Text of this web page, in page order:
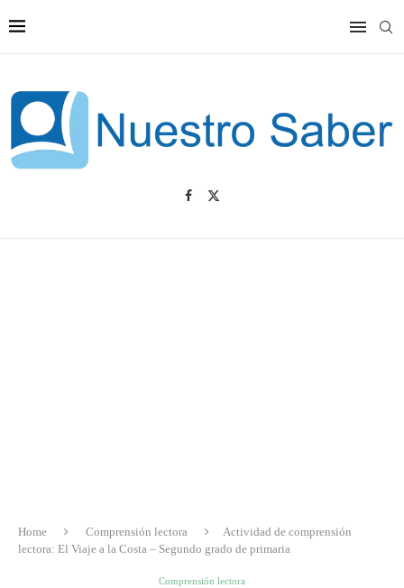
Home Comprensión lectora
Actividad de comprensión
lectora: El Viaje a la Costa – Segundo grado de primaria
Comprensión lectora